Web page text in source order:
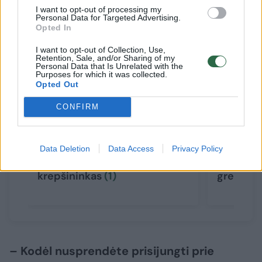
I want to opt-out of processing my
Personal Data for Targeted Advertising.
Opted In
I want to opt-out of Collection, Use,
Retention, Sale, and/or Sharing of my
Personal Data that Is Unrelated with the
Purposes for which it was collected.
Opted Out
CONFIRM
Data Deletion Data Access Privacy Policy
Oficialiai paskelbtas pirmasis
krepšininkas(1)
D.
gresia
– Kodėl nusprendėte prisijungti prie